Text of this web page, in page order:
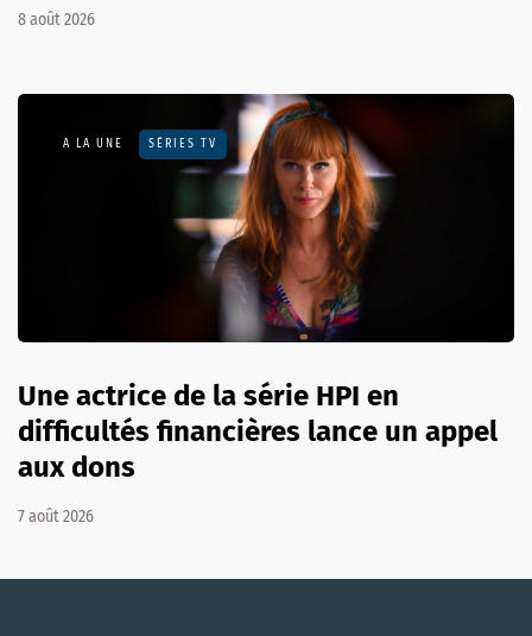
8 août 2026
A LA UNE SÉRIES TV
Une actrice de la série HPI en
difficultés financières lance un appel
aux dons
7 août 2026